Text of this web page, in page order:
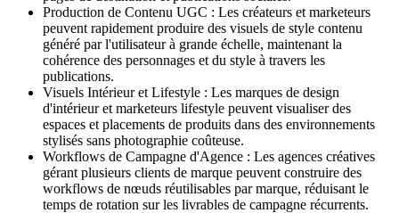
Production de Contenu UGC : Les créateurs et marketeurs
peuvent rapidement produire des visuels de style contenu
généré par l'utilisateur à grande échelle, maintenant la
cohérence des personnages et du style à travers les
publications.
Visuels Intérieur et Lifestyle : Les marques de design
d'intérieur et marketeurs lifestyle peuvent visualiser des
espaces et placements de produits dans des environnements
stylisés sans photographie coûteuse.
Workflows de Campagne d'Agence : Les agences créatives
gérant plusieurs clients de marque peuvent construire des
workflows de nœuds réutilisables par marque, réduisant le
temps de rotation sur les livrables de campagne récurrents.